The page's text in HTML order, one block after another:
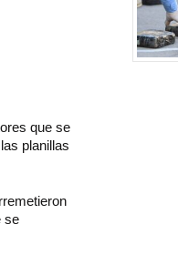
que se
planillas
se